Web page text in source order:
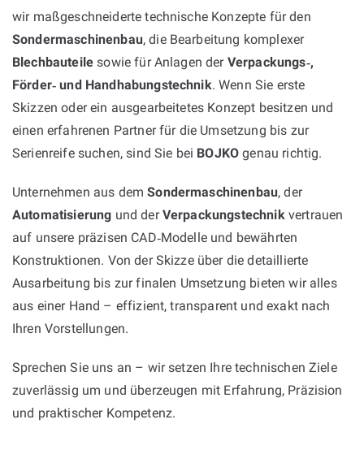
wir maßgeschneiderte technische Konzepte für den
Sondermaschinenbau, die Bearbeitung komplexer
Blechbauteile sowie für Anlagen der Verpackungs‑,
Förder‑ und Handhabungstechnik. Wenn Sie erste
Skizzen oder ein ausgearbeitetes Konzept besitzen und
einen erfahrenen Partner für die Umsetzung bis zur
Serienreife suchen, sind Sie bei BOJKO genau richtig.
Unternehmen aus demSondermaschinenbau, der
Automatisierung und derVerpackungstechnikvertrauen
auf unsere präzisen CAD‑Modelle und bewährten
Konstruktionen. Von der Skizze über die detaillierte
Ausarbeitung bis zur finalen Umsetzung bieten wir alles
aus einer Hand – effizient, transparent und exakt nach
Ihren Vorstellungen.
Sprechen Sie uns an – wir setzen Ihre technischen Ziele
zuverlässig um und überzeugen mit Erfahrung, Präzision
und praktischer Kompetenz.